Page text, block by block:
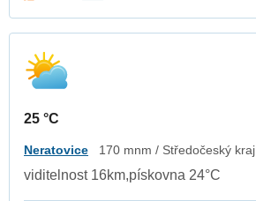
25 °C
Neratovice 170 mnm / Středočeský kraj
viditelnost 16km,pískovna 24°C